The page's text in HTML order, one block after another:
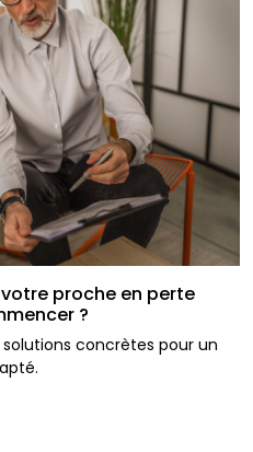
proche en perte
?
concrètes pour un